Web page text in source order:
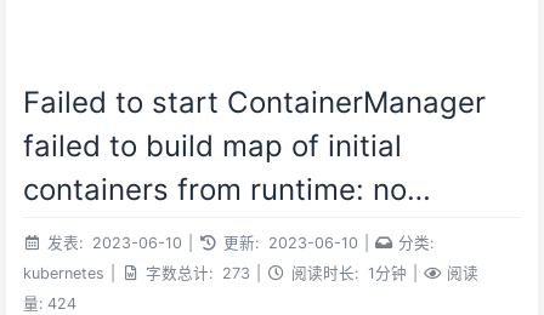
Failed to start ContainerManager
failed to build map of initial
containers from runtime: no
PodsandBox found with Id
发表: 2023-06-10 更新: 2023-06-10
分类:
kubernetes
字数总计: 273 阅读时长: 1分钟
阅读
量: 424